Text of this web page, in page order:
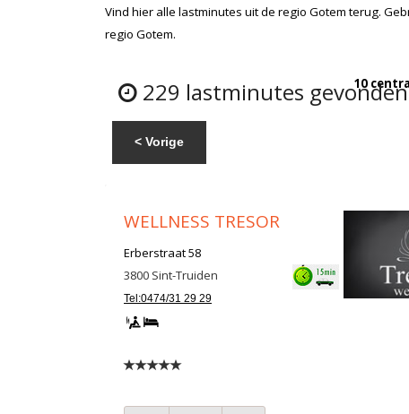
Vind hier alle lastminutes uit de regio Gotemterug.
regio Gotem.
229 lastminutes
< Vorige
10 centra
WELLNESS TRESOR
Erberstraat 58
3800 Sint-Truiden
Tel:0474/31 29 29